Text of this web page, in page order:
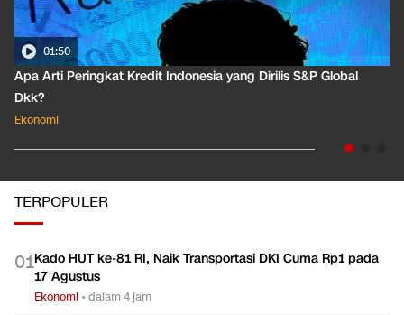
01:50
Apa Arti Peringkat Kredit Indonesia yang Dirilis S&P Global
Dkk?
Ekonomi
TERPOPULER
01Kado HUT ke-81 RI, Naik Transportasi DKI Cuma Rp1 pada
17 Agustus
Ekonomi •dalam 4 jam